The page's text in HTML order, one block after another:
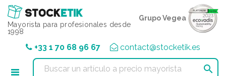
Mayorista para profesionales desde
1998
Grupo Vegea
+33 1 70 68 96 67 contact@stocketik.es

Panel de gestión de cookies